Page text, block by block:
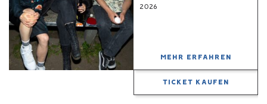
2026
MEHR ERFAHREN
TICKET KAUFEN